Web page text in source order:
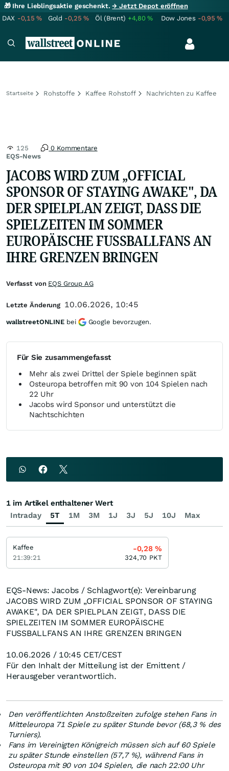
🎁 Ihre Lieblingsaktie geschenkt.→ Jetzt Depot eröffnen
DAX -0,15% Gold -0,25% Öl (Brent) +4,80% Dow Jones -0,95%
Startseite Rohstoffe Kaffee Rohstoff Nachrichten zu Kaffee
EQS-News
125 0 Kommentare
JACOBS WIRD ZUM „OFFICIAL
SPONSOR OF STAYING AWAKE", DA
DER SPIELPLAN ZEIGT, DASS DIE
SPIELZEITEN IM SOMMER
EUROPÄISCHE FUSSBALLFANS AN
IHRE GRENZEN BRINGEN
Für Sie zusammengefasst
Mehr als zwei Drittel der Spiele beginnen spät
Osteuropa betroffen mit 90 von 104 Spielen nach
22 Uhr
Jacobs wird Sponsor und unterstützt die
Nachtschichten
EQS-News: Jacobs / Schlagwort(e): Vereinbarung
JACOBS WIRD ZUM „OFFICIAL SPONSOR OF STAYING
AWAKE", DA DER SPIELPLAN ZEIGT, DASS DIE
SPIELZEITEN IM SOMMER EUROPÄISCHE
FUSSBALLFANS AN IHRE GRENZEN BRINGEN
10.06.2026 / 10:45 CET/CEST
Für den Inhalt der Mitteilung ist der Emittent /
Herausgeber verantwortlich.
Den veröffentlichten Anstoßzeiten zufolge stehen Fans in
Mitteleuropa 71 Spiele zu später Stunde bevor (68,3 % des
Turniers).
Fans im Vereinigten Königreich müssen sich auf 60 Spiele
zu später Stunde einstellen (57,7 %), während Fans in
Osteuropa mit 90 von 104 Spielen, die nach 22:00 Uhr
Verfasst von EQS Group AG
Letzte Änderung 10.06.2026, 10:45
wallstreetONLINE bei Google bevorzugen.
Intraday 5T 1M 3M 1J 3J 5J 10J Max
1 im Artikel enthaltener Wert
Kaffee
21:39:21
-0,28%
324,70 PKT